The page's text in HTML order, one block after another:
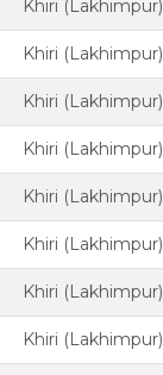
Khiri (Lakhimpur)
Khiri (Lakhimpur)
Khiri (Lakhimpur)
Khiri (Lakhimpur)
Khiri (Lakhimpur)
Khiri (Lakhimpur)
Khiri (Lakhimpur)
Khiri (Lakhimpur)